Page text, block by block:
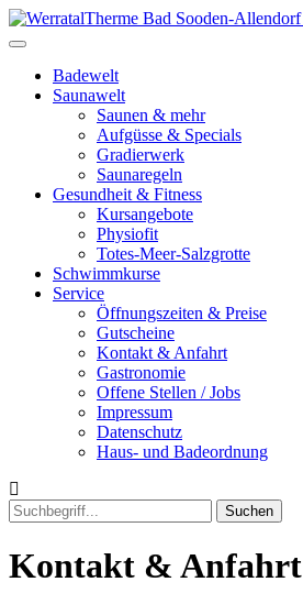
Toggle
navigationBadewelt
Saunawelt
Saunen & mehr
Aufgüsse & Specials
Gradierwerk
Saunaregeln
Gesundheit & Fitness
Kursangebote
Physiofit
Totes-Meer-Salzgrotte
Schwimmkurse
Service
Öffnungszeiten & Preise
Gutscheine
Kontakt & Anfahrt
Gastronomie
Offene Stellen / Jobs
Impressum
Datenschutz
Haus- und Badeordnung
Suchen
Kontakt & Anfahrt